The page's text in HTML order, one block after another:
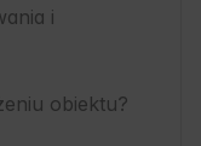
i
obiektu?